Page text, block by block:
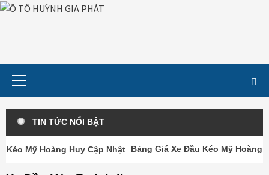
TIN TỨC NỔI BẬT
Bảng Giá Xe Đầu Kéo Mỹ Hoàng Huy